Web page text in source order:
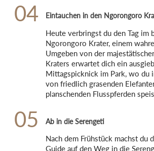
04 Eintauchen in den Ngorongoro
Heute verbringst du den Tag im
Ngorongoro Krater, einem
Umgeben von der
Kraters erwartet dich ein
Mittagspicknick im Park, wo du
von friedlich grasenden
planschenden Flusspferden
05 Ab in die Serengeti
Nach dem Frühstück machst du
Guide auf den Weg in die